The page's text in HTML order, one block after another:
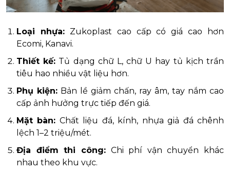
Loại nhựa:Zukoplast cao cấp có giá cao hơn
Ecomi, Kanavi.
Thiết kế: Tủ dạng chữ L, chữ U hay tủ kịch trần
tiêu hao nhiều vật liệu hơn.
Phụ kiện: Bản lề giảm chấn, ray âm, tay nắm cao
cấp ảnh hưởng trực tiếp đến giá.
Mặt bàn: Chất liệu đá, kính, nhựa giả đá chênh
lệch 1–2 triệu/mét.
Địa điểm thi công:Chi phí vận chuyển khác
nhau theo khu vực.